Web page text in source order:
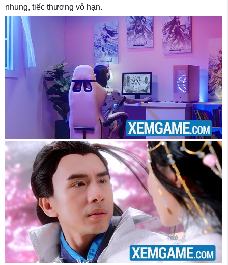
nhung, tiếc thương vô hạn.